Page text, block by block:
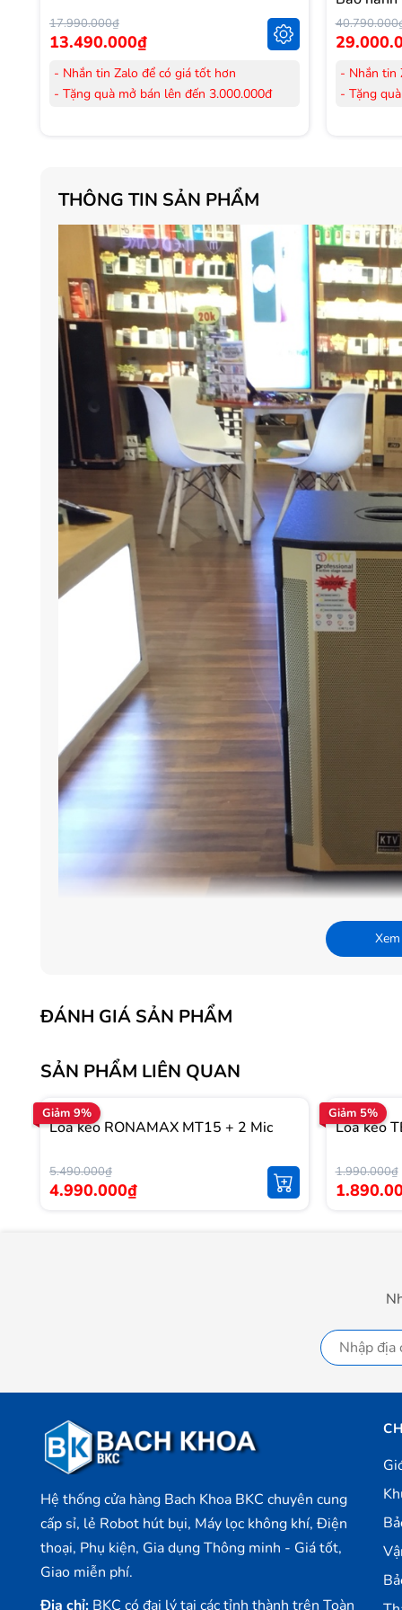
17.990.000₫
13.490.000₫
- Nhắn tin Zalo để có giá tốt hơn
- Tặng quà mở bán lên đến 3.000.000đ
- Cam kết hàng mới 100%.
Hồ Chí Minh
- Vận chuyển Toàn Quốc.
- Bảo hành 24 tháng chính hãng
- Nhắn tin
- Tặng
Hồ Chí
- Vận
- Bảo
THÔNG TIN SẢN PHẨM
Thuộc phân khúc loa kéo Cao cấp,Loa kéo di dộng
ĐÁNH GIÁ SẢN PHẨM
SẢN PHẨM LIÊN QUAN
Giảm 9%
Loa kéo RONAMAX MT15 + 2 Mic
5.490.000₫
4.990.000₫
Giảm 5%
Loa kéo
1.990.000₫
Hệ thống cửa hàng Bach Khoa BKC chuyên cung
cấp sỉ, lẻ Robot hút bụi, Máy lọc không khí, Điện
thoại, Phụ kiện, Gia dụng Thông minh - Giá tốt,
Giao miễn phí.
Địa chỉ: BKC có đại lý tại các tỉnh thành trên Toàn